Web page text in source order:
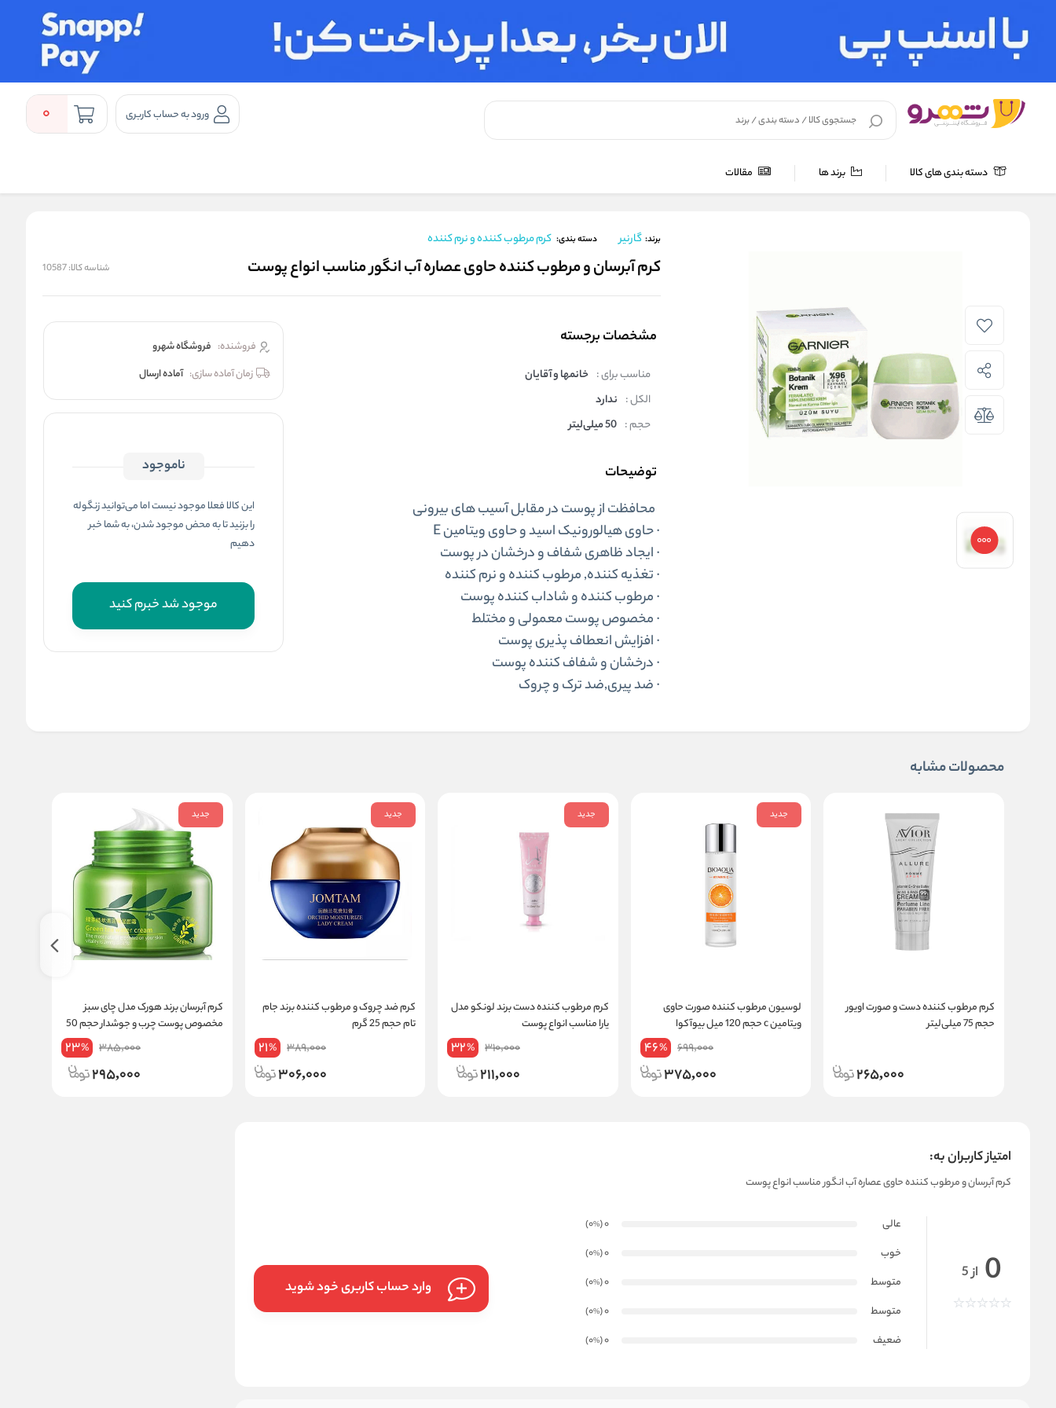
ورود به حساب کاربری 0
دسته بندی های کالا برند ها مقالات
لوازم بهداشتی مراقبت پوست کرم مرطوب کننده و نرم کننده
برند: گارنیر دسته بندی: کرم مرطوب کننده و نرم کننده
کرم آبرسان و مرطوب کننده حاوی عصاره آب انگور مناسب انواع پوست شناسه کالا:10587
مشخصات برجسته
مناسب برای : خانمها و آقایان
الکل : ندارد
حجم : 50 میلی‌لیتر
توضیحات
محافظت از پوست در مقابل آسیب های بیرونی
· حاوی هیالورونیک اسید و حاوی ویتامین E
· ایجاد ظاهری شفاف و درخشان در پوست
· تغذیه کننده, مرطوب کننده و نرم کننده
· مرطوب کننده و شاداب کننده پوست
· مخصوص پوست معمولی و مختلط
· افزایش انعطاف پذیری پوست
· درخشان و شفاف کننده پوست
· ضد پیری,ضد ترک و چروک
فروشنده: فروشگاه شهرو
زمان آماده سازی: آماده ارسال
ناموجود
این کالا فعلا موجود نیست اما می‌توانید زنگوله
را بزنید تا به محض موجود شدن، به شما خبر
دهیم
موجود شد خبرم کنید
محصولات مشابه
کرم مرطوب کننده دست و صورت اویور
حجم 75 میلی‌لیتر
265,000
جدید
لوسیون مرطوب کننده صورت حاوی
ویتامین c حجم 120 میل بیوآکوا
699,000
46%
375,000
جدید
کرم مرطوب کننده دست برند لونکو مدل
یارا مناسب انواع پوست
310,000
32%
211,000
جدید
کرم ضد چروک و مرطوب کننده برند جام
تام حجم 25 گرم
389,000
21%
306,000
جدید
کرم آبرسان برند هورک مدل چای سبز
مخصوص پوست چرب و جوشدار حجم 50
385,000
23%
295,000
امتیاز کاربران به:
کرم آبرسان و مرطوب کننده حاوی عصاره آب انگور مناسب انواع پوست
0 از 5
عالی 0
(0
%
)
خوب
0
(0
%
)
متوسط
0
(0
%
)
متوسط
0
(0
%
)
ضعیف
0
(0
%
)
وارد حساب کاربری خود شوید